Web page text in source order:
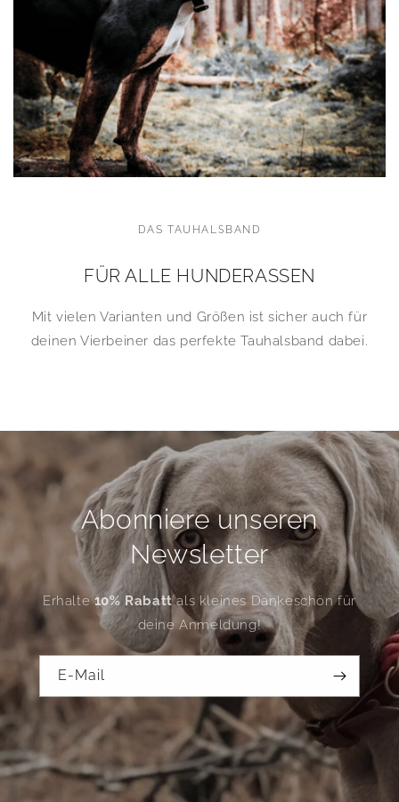
DAS TAUHALSBAND
FÜR ALLE HUNDERASSEN
Mit vielen Varianten und Größen ist sicher auch für
deinen Vierbeiner das perfekte Tauhalsband dabei.
Abonniere unseren
Newsletter
Erhalte10% Rabattals kleines Dankeschön für
deine Anmeldung!
E-Mail